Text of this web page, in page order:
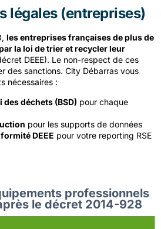
légales (entreprises)
les entreprises françaises de plus de
la loi de trier et recycler leur
DEEE). Le non-respect de ces
des sanctions. City Débarras vous
nécessaires :
déchets (BSD) pour chaque
pour les supports de données
DEEE pour votre reporting RSE
professionnels
le décret 2014-928